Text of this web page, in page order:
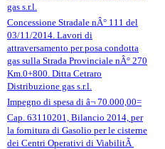
gas s.r.l.
Concessione Stradale nÂ° 111 del
03/11/2014. Lavori di
attraversamento per posa condotta
gas sulla Strada Provinciale nÂ° 270
Km.0+800. Ditta Cetraro
Distribuzione gas s.r.l.
Impegno di spesa di â¬ 70.000,00=
Cap. 63110201, Bilancio 2014, per
la fornitura di Gasolio per le cisterne
dei Centri Operativi di ViabilitÃ